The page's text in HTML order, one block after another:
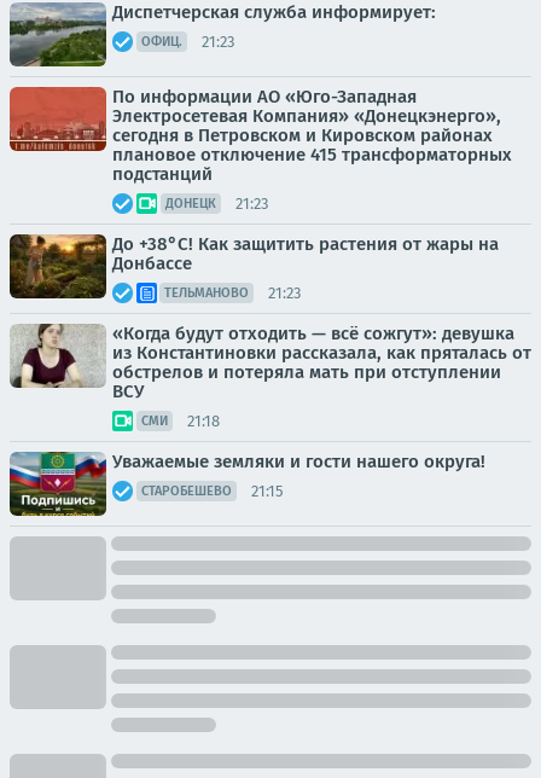
Диспетчерская служба информирует:
ОФИЦ. 21:23
По информации АО «Юго-Западная
Электросетевая Компания» «Донецкэнерго»,
сегодня в Петровском и Кировском районах
плановое отключение 415 трансформаторных
подстанций
ДОНЕЦК 21:23
До +38°С! Как защитить растения от жары на
Донбассе
ТЕЛЬМАНОВО 21:23
«Когда будут отходить — всё сожгут»: девушка
из Константиновки рассказала, как пряталась от
обстрелов и потеряла мать при отступлении
ВСУ
СМИ 21:18
Уважаемые земляки и гости нашего округа!
СТАРОБЕШЕВО 21:15